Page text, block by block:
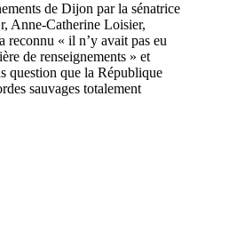
de Dijon par la sénatrice
Anne-Catherine Loisier,
reconnu « il n’y avait pas eu
de renseignements » et
question que la République
sauvages totalement